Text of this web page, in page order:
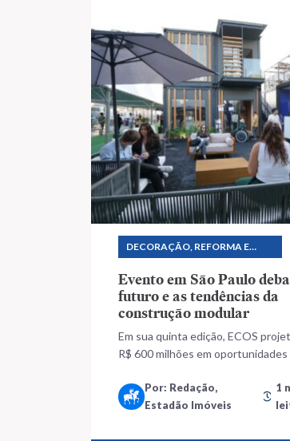
DECORAÇÃO, REFORMA E
Evento em São Paulo
futuro e as tendências da
construção modular
Em sua quinta edição, ECOS
R$ 600 milhões em oportunidades
Por: Redação,
Estadão Imóveis
1